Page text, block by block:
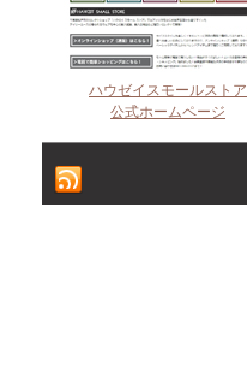
ハウゼイスモールストア
公式ホームページ